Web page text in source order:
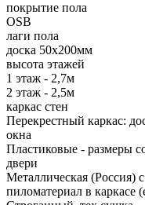
покрытие пола
OSB
лаги пола
доска 50х200мм
высота этажей
1 этаж - 2,7м
2 этаж - 2,5м
каркас стен
Перекрестный каркас:
окна
Пластиковые - размеры
двери
Металлическая (Россия)
пиломатериал в каркасе